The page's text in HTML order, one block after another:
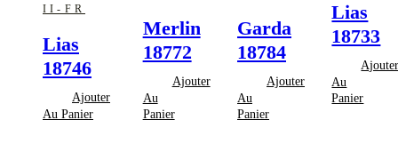
II-FR
Lias
18746
Ajouter
Au Panier
Merlin
18772
Ajouter
Au
Panier
Garda
18784
Ajouter
Au
Panier
Lias
18733
Au
Panier